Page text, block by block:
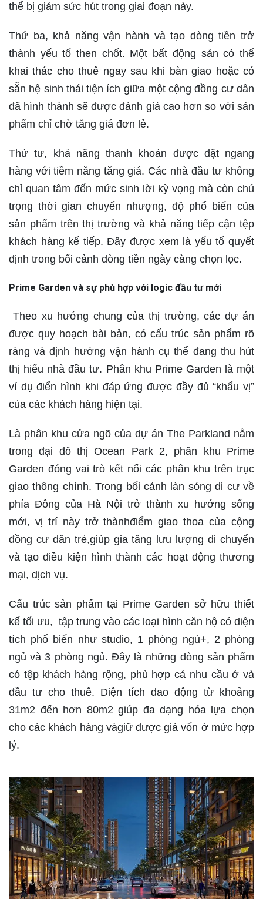
thể bị giảm sức hút trong giai đoạn này.
Thứ ba, khả năng vận hành và tạo dòng tiền trở
thành yếu tố then chốt. Một bất động sản có thể
khai thác cho thuê ngay sau khi bàn giao hoặc có
sẵn hệ sinh thái tiện ích giữa một cộng đồng cư dân
đã hình thành sẽ được đánh giá cao hơn so với sản
phẩm chỉ chờ tăng giá đơn lẻ.
Thứ tư, khả năng thanh khoản được đặt ngang
hàng với tiềm năng tăng giá. Các nhà đầu tư không
chỉ quan tâm đến mức sinh lời kỳ vọng mà còn chú
trọng thời gian chuyển nhượng, độ phổ biến của
sản phẩm trên thị trường và khả năng tiếp cận tệp
khách hàng kế tiếp. Đây được xem là yếu tố quyết
định trong bối cảnh dòng tiền ngày càng chọn lọc.
Prime Garden và sự phù hợp với logic đầu tư mới
Theo xu hướng chung của thị trường, các dự án
được quy hoạch bài bản, có cấu trúc sản phẩm rõ
ràng và định hướng vận hành cụ thể đang thu hút
thị hiếu nhà đầu tư. Phân khu Prime Garden là một
ví dụ điển hình khi đáp ứng được đầy đủ “khẩu vị”
của các khách hàng hiện tại.
Là phân khu cửa ngõ của dự án The Parkland nằm
trong đại đô thị Ocean Park 2, phân khu Prime
Garden đóng vai trò kết nối các phân khu trên trục
giao thông chính. Trong bối cảnh làn sóng di cư về
phía Đông của Hà Nội trở thành xu hướng sống
mới, vị trí này trở thànhđiểm giao thoa của cộng
đồng cư dân trẻ,giúp gia tăng lưu lượng di chuyển
và tạo điều kiện hình thành các hoạt động thương
mại, dịch vụ.
Cấu trúc sản phẩm tại Prime Garden sở hữu thiết
kế tối ưu, tập trung vào các loại hình căn hộ có diện
tích phổ biến như studio, 1 phòng ngủ+, 2 phòng
ngủ và 3 phòng ngủ. Đây là những dòng sản phẩm
có tệp khách hàng rộng, phù hợp cả nhu cầu ở và
đầu tư cho thuê. Diện tích dao động từ khoảng
31m2 đến hơn 80m2 giúp đa dạng hóa lựa chọn
cho các khách hàng vàgiữ được giá vốn ở mức hợp
lý.